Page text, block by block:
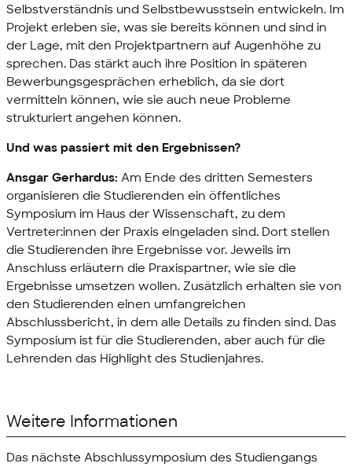
Selbstverständnis und Selbstbewusstsein entwickeln. Im
Projekt erleben sie, was sie bereits können und sind in
der Lage, mit den Projektpartnern auf Augenhöhe zu
sprechen. Das stärkt auch ihre Position in späteren
Bewerbungsgesprächen erheblich, da sie dort
vermitteln können, wie sie auch neue Probleme
strukturiert angehen können.
Und was passiert mit den Ergebnissen?
Ansgar Gerhardus: Am Ende des dritten Semesters
organisieren die Studierenden ein öffentliches
Symposium im Haus der Wissenschaft, zu dem
Vertreter:innen der Praxis eingeladen sind. Dort stellen
die Studierenden ihre Ergebnisse vor. Jeweils im
Anschluss erläutern die Praxispartner, wie sie die
Ergebnisse umsetzen wollen. Zusätzlich erhalten sie von
den Studierenden einen umfangreichen
Abschlussbericht, in dem alle Details zu finden sind. Das
Symposium ist für die Studierenden, aber auch für die
Lehrenden das Highlight des Studienjahres.
Weitere Informationen
Das nächste Abschlussymposium des Studiengangs